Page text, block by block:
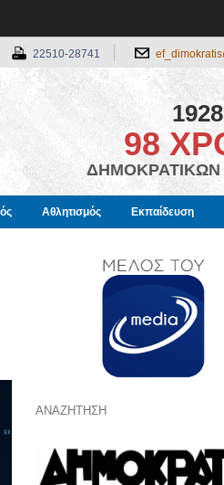
22510-28741
98
Αθλητισμός Εκπαίδευση